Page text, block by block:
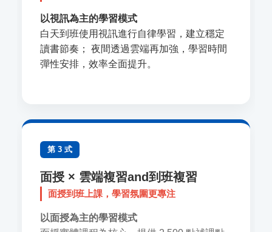
以視訊為主的學習模式
白天到班使用視訊進行自律學習，建立穩定
讀書節奏； 夜間透過雲端再加強，學習時間
彈性安排，效率全面提升。
第 3 式
面授 × 雲端複習and到班複習
面授到班上課，學習氛圍更專注
以面授為主的學習模式